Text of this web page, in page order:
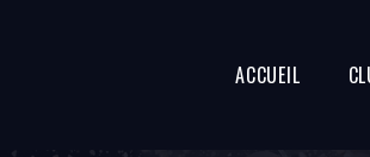
ACCUEIL